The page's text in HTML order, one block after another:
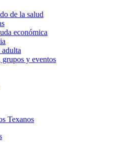
de la salud
económica
y eventos
Texanos